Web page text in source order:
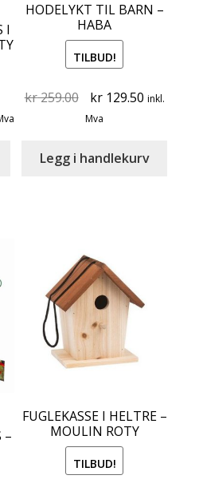
I
HODELYKT TIL BARN –
HABA
TILBUD!
kr259.00
Original
price
kr 259.00.
kr129.50Current
kr 129.50.
inkl.
Mva
Legg i handlekurv
–
FUGLEKASSE I HELTRE –
MOULIN ROTY
TILBUD!